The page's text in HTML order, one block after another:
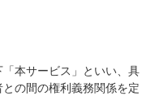
本サービス」といい、具
の間の権利義務関係を定